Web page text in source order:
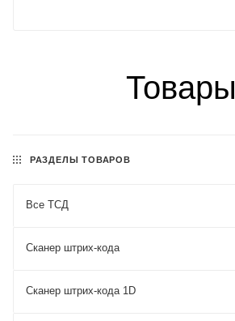
Товары
РАЗДЕЛЫ ТОВАРОВ
Все ТСД
Сканер штрих-кода
Сканер штрих-кода 1D